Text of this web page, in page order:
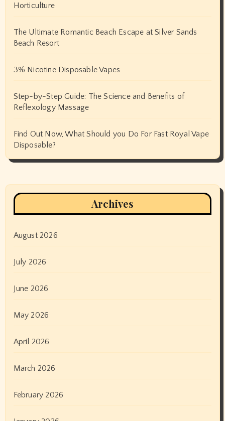
Horticulture
The Ultimate Romantic Beach Escape at Silver Sands
Beach Resort
3% Nicotine Disposable Vapes
Step-by-Step Guide: The Science and Benefits of
Reflexology Massage
Find Out Now, What Should you Do For Fast Royal Vape
Disposable?
Archives
August 2026
July 2026
June 2026
May 2026
April 2026
March 2026
February 2026